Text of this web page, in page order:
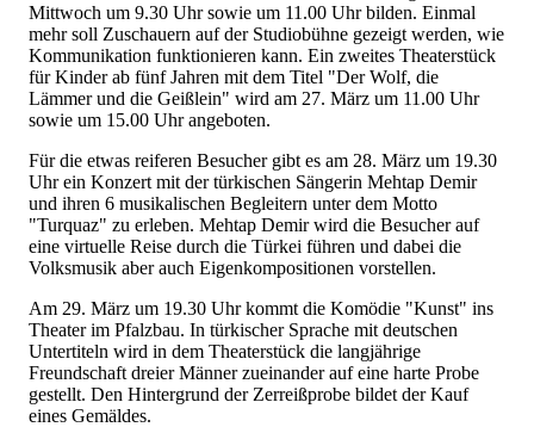
Mittwoch um 9.30 Uhr sowie um 11.00 Uhr bilden. Einmal
mehr soll Zuschauern auf der Studiobühne gezeigt werden, wie
Kommunikation funktionieren kann. Ein zweites Theaterstück
für Kinder ab fünf Jahren mit dem Titel "Der Wolf, die
Lämmer und die Geißlein" wird am 27. März um 11.00 Uhr
sowie um 15.00 Uhr angeboten.
Für die etwas reiferen Besucher gibt es am 28. März um 19.30
Uhr ein Konzert mit der türkischen Sängerin Mehtap Demir
und ihren 6 musikalischen Begleitern unter dem Motto
"Turquaz" zu erleben. Mehtap Demir wird die Besucher auf
eine virtuelle Reise durch die Türkei führen und dabei die
Volksmusik aber auch Eigenkompositionen vorstellen.
Am 29. März um 19.30 Uhr kommt die Komödie "Kunst" ins
Theater im Pfalzbau. In türkischer Sprache mit deutschen
Untertiteln wird in dem Theaterstück die langjährige
Freundschaft dreier Männer zueinander auf eine harte Probe
gestellt. Den Hintergrund der Zerreißprobe bildet der Kauf
eines Gemäldes.